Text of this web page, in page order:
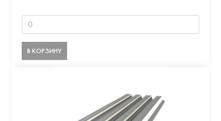
В КОРЗИНУ